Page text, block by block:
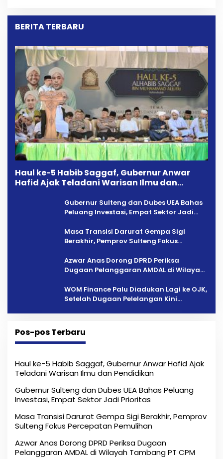
BERITA TERBARU
Haul ke-5 Habib Saggaf, Gubernur Anwar
Hafid Ajak Teladani Warisan Ilmu dan
Gubernur Sulteng dan Dubes UEA Bahas
Peluang Investasi, Empat Sektor Jadi
Masa Transisi Darurat Gempa Sigi
Berakhir, Pemprov Sulteng Fokus
Azwar Anas Dorong DPRD Periksa
Dugaan Pelanggaran AMDAL di Wilayah
‎WOM Finance Palu Diadukan Lagi ke OJK,
Setelah Dugaan Pelelangan Kini
Pos-pos Terbaru
Haul ke-5 Habib Saggaf, Gubernur Anwar Hafid Ajak
Teladani Warisan Ilmu dan Pendidikan
Gubernur Sulteng dan Dubes UEA Bahas Peluang
Investasi, Empat Sektor Jadi Prioritas
Masa Transisi Darurat Gempa Sigi Berakhir, Pemprov
Sulteng Fokus Percepatan Pemulihan
Azwar Anas Dorong DPRD Periksa Dugaan
Pelanggaran AMDAL di Wilayah Tambang PT CPM